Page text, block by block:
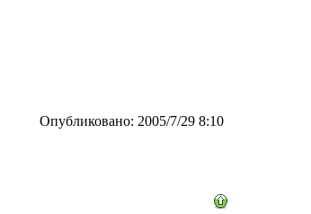
Опубликовано: 2005/7/29 8:10